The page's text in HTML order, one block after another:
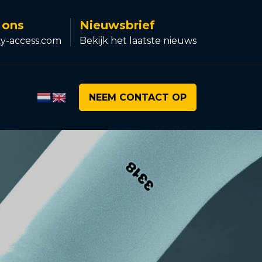
access.com
Nieuwsbrief
Bekijk het laatste nieuws
NEEM CONTACT OP